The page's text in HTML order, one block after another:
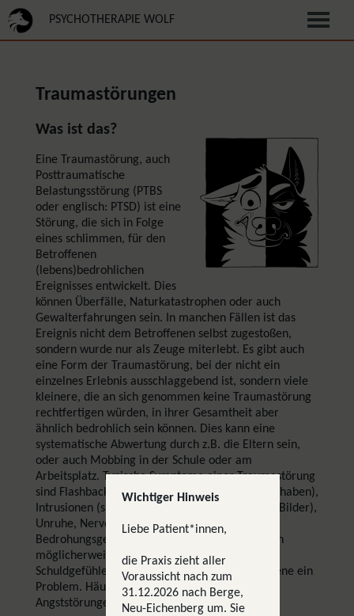
PSYCHOTHERAPIE WOLF
Traumastörungen
Was ist das?
Eine Traumastörung, auch
Posttraumatische
Belastungsstörung (PTBS
oder englisch: PTSD) ist eine
Störung, die sich in Folge
eines schlimmen, für den
Betroffenen
(lebens)bedrohlichen
Ereignisses entwickelt. Dies
können Überfälle, Naturkatastrophen oder auch
Gewalterfahrungen sein. In manchen Fällen ist das
Ereignis nicht dem Betroffenen selbst zugestoßen,
sondern wurde nur als Zeuge miterlebt. Es gibt auch
eine Form der Traumastörung, bei der nicht ein
einzelnes Erlebnis ausschlaggebend ist, sondern viele
kleinere, die an sich genommen keine Traumastörung
rechtfertigen würden, in ihrer Gesamtheit aber
ähnlich bedrohlich sein können. Dies kann eine
systematische Abwertung durch z.B. die Eltern sein,
oder auch Mobbing in der Schule oder am
Arbeitsplatz. Typische Symptome einer Traumastörung
sind Flashbacks (das Erlebnis wieder vor Augen haben),
Intrusionen (sich aufdrängende Gedanken oder Bilder),
Unruhe, Nervosität, ein permanentes
Bedrohungsgefühl und zunehmendes Vermeiden
möglicherweise bedrohlicher Situationen. Auch
Schuldgefühle und Scham sind für viele Betroffene ein
Problem. Häufig entwickeln sich parallel
Angststörungen oder Depressionen.
Wichtiger Hinweis
Liebe Patient*innen,
die Praxis zieht aller
Voraussicht nach zum
31.12.2026 nach Berge,
Neu-Eichenberg um. Sie